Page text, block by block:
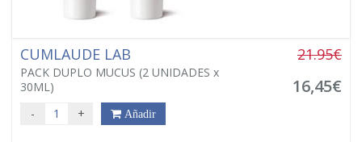
CUMLAUDE LAB
PACK DUPLO MUCUS (2 UNIDADES x
30ML)
21.95€
16,45€
- + Añadir